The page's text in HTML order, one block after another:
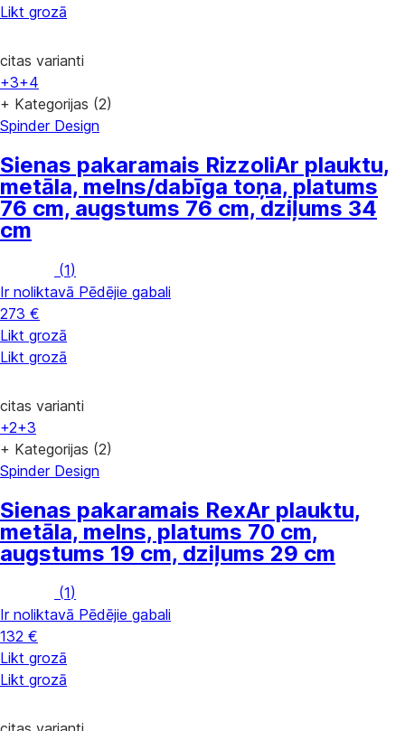
Likt grozā
citas varianti
+3+4
+ Kategorijas (2)
Spinder Design
Sienas pakaramais RizzoliAr plauktu,
metāla, melns/dabīga toņa, platums
76 cm, augstums 76 cm, dziļums 34
cm
(1)
Ir noliktavā Pēdējie gabali
273 €
Likt grozā
Likt grozā
citas varianti
+2+3
+ Kategorijas (2)
Spinder Design
Sienas pakaramais RexAr plauktu,
metāla, melns, platums 70 cm,
augstums 19 cm, dziļums 29 cm
(1)
Ir noliktavā Pēdējie gabali
132 €
Likt grozā
Likt grozā